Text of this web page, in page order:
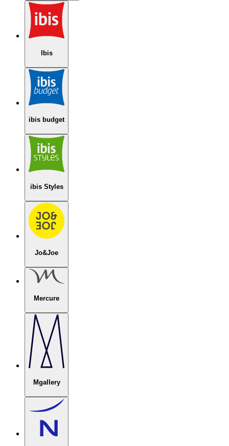
Ibis
ibis budget
ibis Styles
Jo&Joe
Mercure
Mgallery